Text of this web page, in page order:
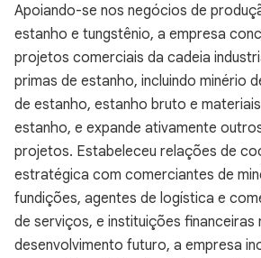
Apoiando-se nos negócios de
estanho e tungstênio, a empresa
projetos comerciais da cadeia
primas de estanho, incluindo minério
de estanho, estanho bruto e
estanho, e expande ativamente
projetos. Estabeleceu relações de
estratégica com comerciantes de
fundições, agentes de logística e
de serviços, e instituições financeiras
desenvolvimento futuro, a empresa